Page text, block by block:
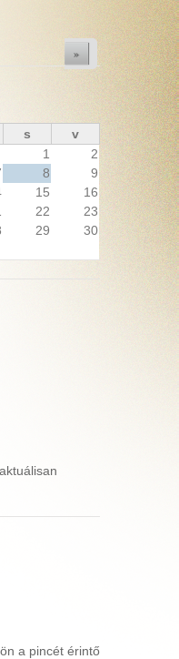
»
s
v
1
2
8
9
15
16
22
23
29
30
a pincét érintő